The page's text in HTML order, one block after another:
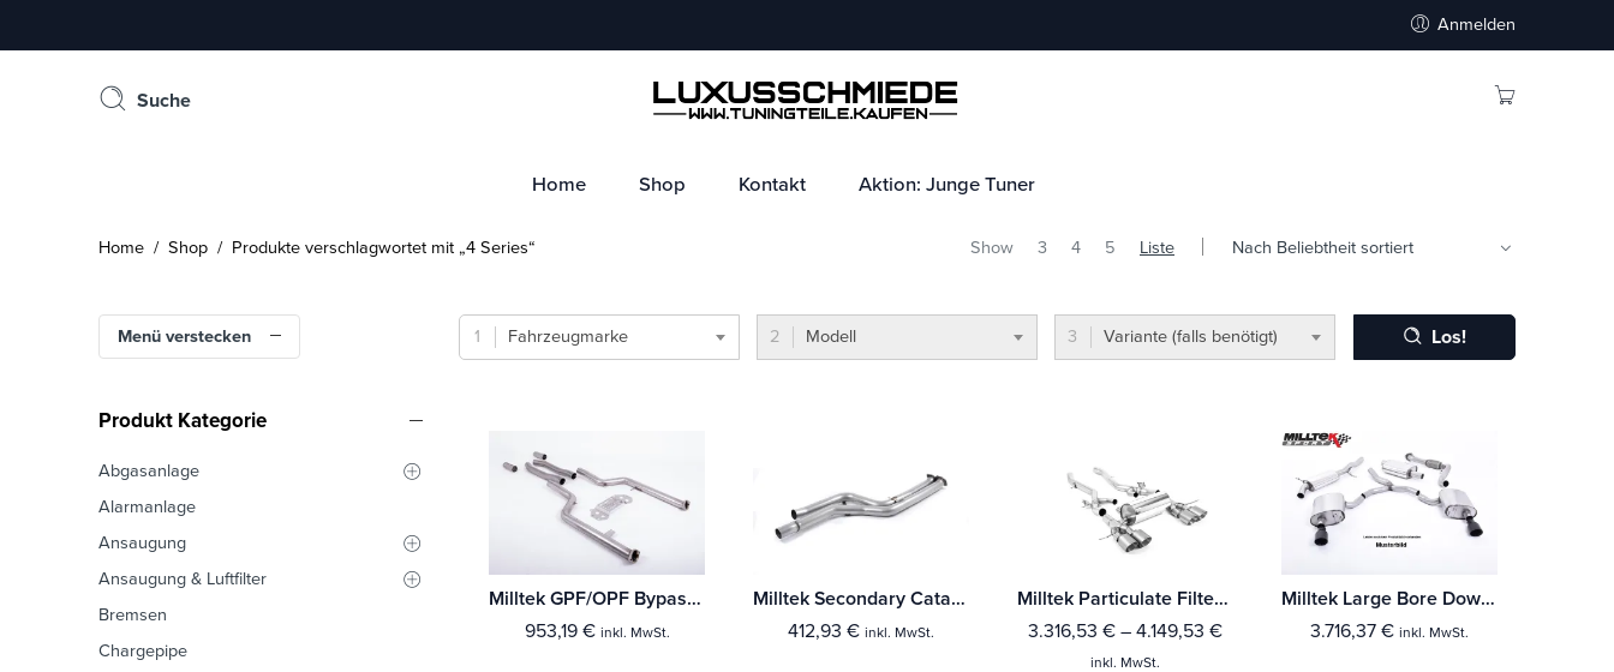
Anmelden
Suche
Home Shop Kontakt Aktion: Junge Tuner
Home / Shop / Produkte verschlagwortet mit „4 Series“ Show 3 4 5 Liste
Menü verstecken Fahrzeugmarke Modell Variante (falls benötigt) Los!
Milltek GPF/OPF Bypass BMW 4 Series G82 M4 & M4 Competition S58 3.0 Turbo (Fahrzeuge mit OPF)
953,19 € inkl. MwSt.
Milltek Secondary Catalyst Bypass BMW 4 Series F82/83 M4 Coupe/Convertible & M4 Competition Coupé (Ohne-OPF)
412,93 € inkl. MwSt.
Milltek Particulate Filter-back BMW 4 Series G82 M4 & M4 Competition S58 3.0 Turbo (Fahrzeuge mit OPF) Mit TÜV / ECE Zulassung!
3.316,53 € – 4.149,53 €
inkl. MwSt.
Milltek Large Bore Downpipe und Hi-Flow Sports Cat BMW 4 Series G82 M4 & M4 Competition S58 3.0 Turbo (Fahrzeuge mit OPF)
3.716,37 € inkl. MwSt.
Produkt Kategorie
Abgasanlage
Alarmanlage
Ansaugung
Ansaugung & Luftfilter
Bremsen
Chargepipe